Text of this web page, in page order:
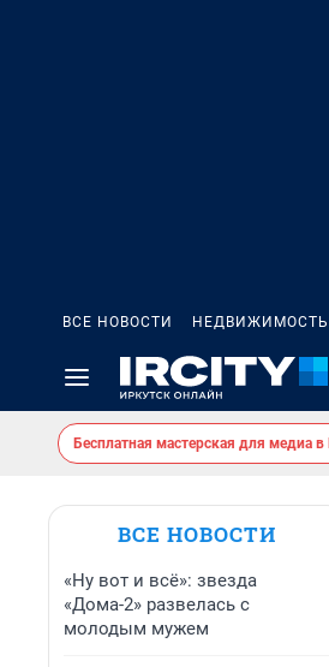
ВСЕ НОВОСТИ НЕДВИЖИМОСТЬ
Бесплатная мастерская для медиа в
ВСЕ НОВОСТИ
«Ну вот и всё»: звезда
«Дома-2» развелась с
молодым мужем